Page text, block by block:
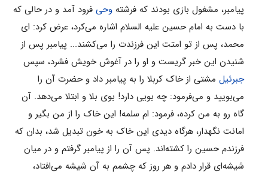
پیامبر، مشغول بازی بودند که فرشته وحیفرود آمد و در حالی که
با دست به امام حسین علیه السلام اشاره می‌کرد، عرض کرد: ای
محمد، پس از تو امتت این فرزندت را می‌کشند... پیامبر پس از
شنیدن این خبر گریست و او را در آغوش خویش فشرد، سپس
جبرئیلمشتی از خاک کربلا را به پیامبر داد و حضرت آن را
می‌بویید و می‌فرمود: چه بویی دارد! بوی بلا و ابتلا می‌دهد. آن
گاه رو به من کرده، فرمود: ام سلمه! این خاک را از من بگیر و
امانت نگهدار، هرگاه دیدی این خاک به خون تبدیل شد، بدان که
فرزندم حسین را کشته‌اند. پس آن را از پیامبر گرفتم و در میان
شیشه‌ای قرار دادم و هر روز که چشمم به آن شیشه می‌افتاد،